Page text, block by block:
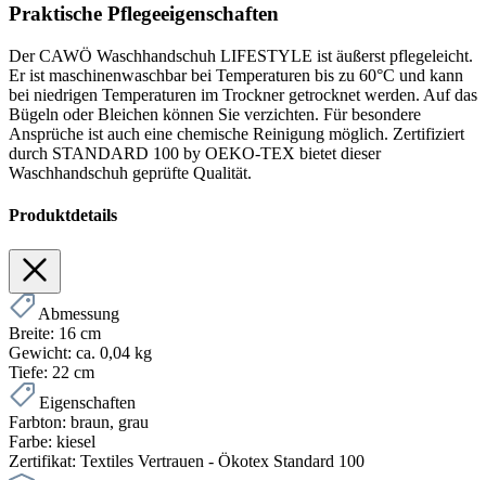
Praktische Pflegeeigenschaften
Der CAWÖ Waschhandschuh LIFESTYLE ist äußerst pflegeleicht.
Er ist maschinenwaschbar bei Temperaturen bis zu 60°C und kann
bei niedrigen Temperaturen im Trockner getrocknet werden. Auf das
Bügeln oder Bleichen können Sie verzichten. Für besondere
Ansprüche ist auch eine chemische Reinigung möglich. Zertifiziert
durch STANDARD 100 by OEKO-TEX bietet dieser
Waschhandschuh geprüfte Qualität.
Produktdetails
Abmessung
Breite: 16 cm
Gewicht: ca. 0,04 kg
Tiefe: 22 cm
Eigenschaften
Farbton: braun, grau
Farbe: kiesel
Zertifikat: Textiles Vertrauen - Ökotex Standard 100